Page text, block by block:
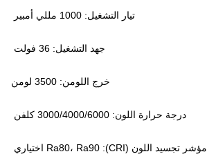
تيار التشغيل: 1000 مللي أمبير
جهد التشغيل: 36 فولت
خرج اللومن: 3500 لومن
درجة حرارة اللون: 3000/4000/6000 كلفن
مؤشر تجسيد اللون (CRI): Ra80، Ra90 اختياري